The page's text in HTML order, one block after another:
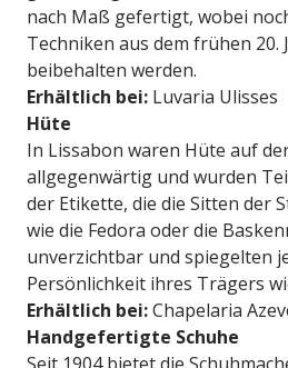
nach Maß gefertigt, wobei
Techniken aus dem frühen 20.
beibehalten werden.
Erhältlich bei: Luvaria Ulisses
Hüte
In Lissabon waren Hüte auf
allgegenwärtig und wurden
der Etikette, die die Sitten der
wie die Fedora oder die
unverzichtbar und spiegelten
Persönlichkeit ihres Trägers
Erhältlich bei:Chapelaria
Handgefertigte Schuhe